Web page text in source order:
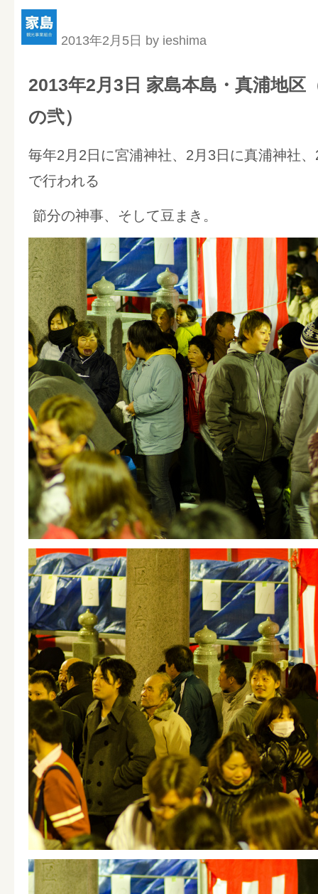
2013年2月5日 by ieshima
2013年2月3日 家島本島・真浦地区
の弐）
毎年2月2日に宮浦神社、2月3日に真浦神社
で行われる
節分の神事、そして豆まき。